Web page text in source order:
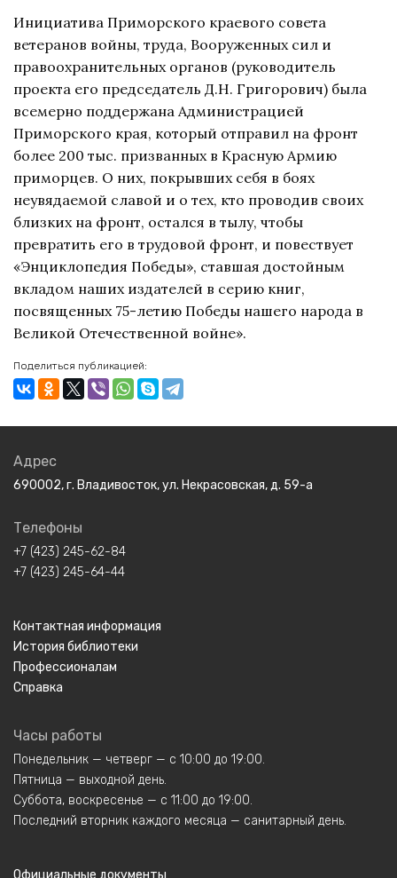
Инициатива Приморского краевого совета
ветеранов войны, труда, Вооруженных сил и
правоохранительных органов (руководитель
проекта его председатель Д.Н. Григорович) была
всемерно поддержана Администрацией
Приморского края, который отправил на фронт
более 200 тыс. призванных в Красную Армию
приморцев. О них, покрывших себя в боях
неувядаемой славой и о тех, кто проводив своих
близких на фронт, остался в тылу, чтобы
превратить его в трудовой фронт, и повествует
«Энциклопедия Победы», ставшая достойным
вкладом наших издателей в серию книг,
посвященных 75-летию Победы нашего народа в
Великой Отечественной войне».
Поделиться публикацией:
Адрес
690002, г. Владивосток, ул. Некрасовская, д. 59-а
Телефоны
+7 (423) 245-62-84
+7 (423) 245-64-44
Контактная информация
История библиотеки
Профессионалам
Справка
Часы работы
Понедельник — четверг — с 10:00 до 19:00.
Пятница — выходной день.
Суббота, воскресенье — с 11:00 до 19:00.
Последний вторник каждого месяца — санитарный день.
Официальные документы